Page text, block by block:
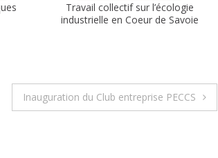
Travail collectif sur l’écologie
industrielle en Coeur de Savoie
Inauguration du Club entreprise PECCS